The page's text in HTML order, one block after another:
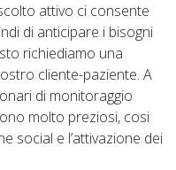
attivo ci consente
di anticipare i bisogni
richiediamo una
cliente-paziente. A
di monitoraggio
molto preziosi, cosi
social e l’attivazione dei